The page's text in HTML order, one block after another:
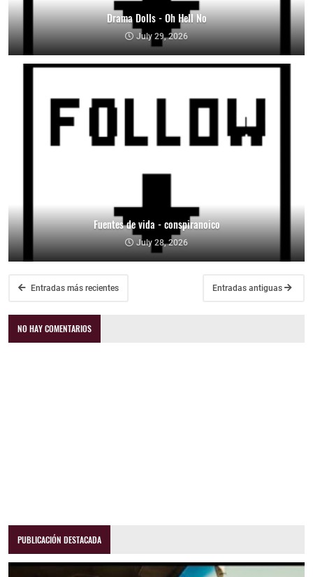
Drama Dolls - Oh Hell No
July 29, 2026
Fuentes de vida - conspiranoico
July 28, 2026
Entradas más recientes Entradas antiguas
NO HAY COMENTARIOS
PUBLICACIÓN DESTACADA